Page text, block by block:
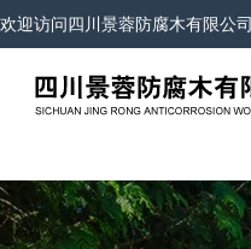
欢迎访问四川景蓉防腐木有限公司